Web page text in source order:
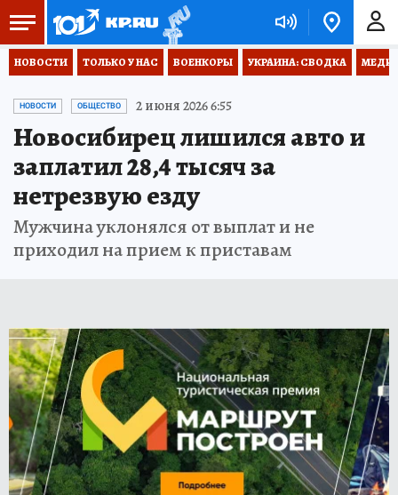
НОВОСТИ ТОЛЬКО У НАС ВОЕНКОРЫ УКРАИНА: СВОДКА
НОВОСТИ ОБЩЕСТВО 2 июня 2026 6:55
Новосибирец лишился авто и
заплатил 28,4 тысяч за
нетрезвую езду
Мужчина уклонялся от выплат и не
приходил на прием к приставам